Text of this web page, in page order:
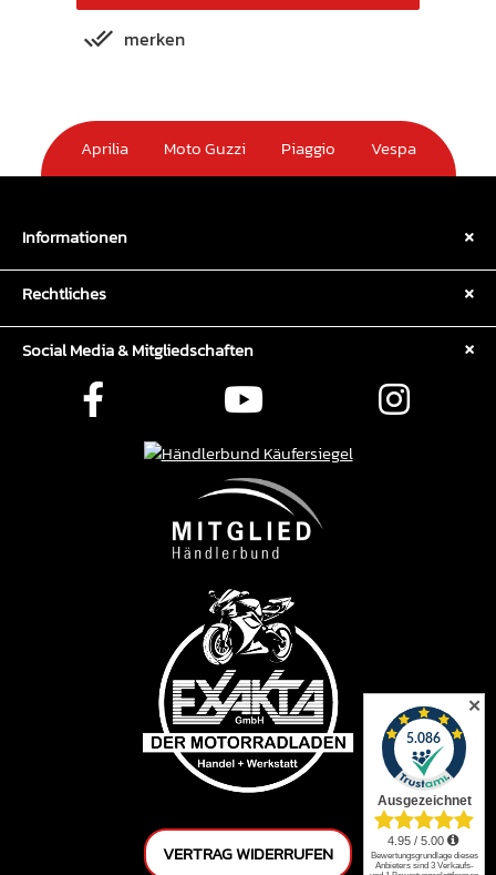
merken
Aprilia Moto Guzzi Piaggio Vespa
Informationen
Rechtliches
Social Media & Mitgliedschaften
VERTRAG WIDERRUFEN
✕